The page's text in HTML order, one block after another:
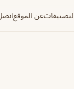
عن الموقع